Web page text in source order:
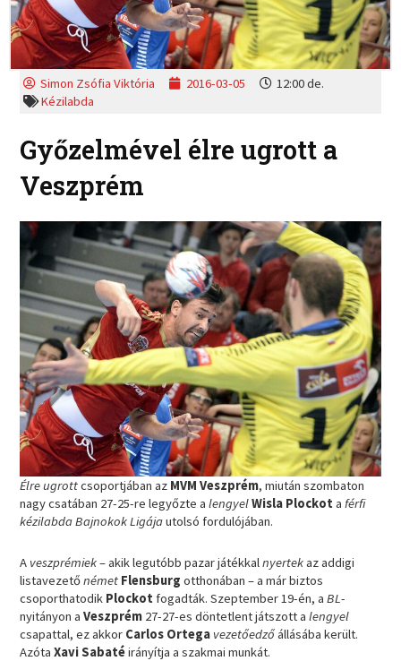
Simon Zsófia Viktória 2016-03-05
12:00 de.
Kézilabda
Győzelmével élre ugrott a
Veszprém
Élre ugrottcsoportjában az MVM Veszprém, miután szombaton
nagy csatában 27-25-re legyőzte alengyelWisla Plockot aférfi
kézilabda Bajnokok Ligájautolsó fordulójában.
A veszprémiek– akik legutóbb pazar játékkalnyertekaz addigi
listavezetőnémet Flensburg otthonában – a már biztos
csoporthatodik Plockot fogadták. Szeptember 19-én, aBL-
nyitányon aVeszprém 27-27-es döntetlent játszott alengyel
csapattal, ez akkor Carlos Ortega vezetőedzőállásába került.
AzótaXavi Sabatéirányítja a szakmai munkát.